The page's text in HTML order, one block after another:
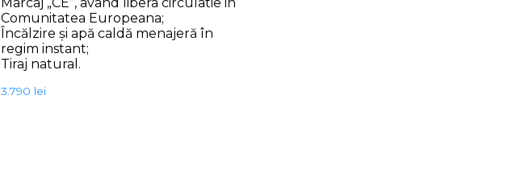
Comunitatea Europeana;
Încălzire și apă caldă menajeră în
regim instant;
Tiraj natural.
3.790 lei